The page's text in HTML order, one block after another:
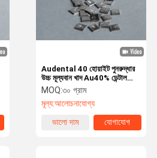
Audental 40 হোয়াইট পুনরুদ্ধার
উচ্চ মূল্যবান খাদ Au40% ডেন্টাল
সিরামিক খাদ
MOQ:৩০ গ্রাম
মূল্য:আলোচনাযোগ্য
ভালো দাম
যোগাযোগ